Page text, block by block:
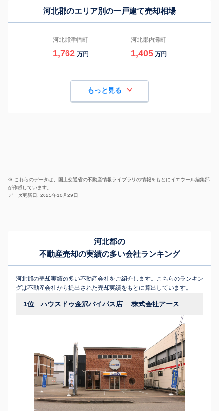
河北郡のエリア別の一戸建て売却相場
河北郡津幡町
1,762 万円
河北郡内灘町
1,405 万円
もっと見る
※ これらのデータは、国土交通省の不動産情報ライブラリの情報をもとにイエウール編集部
が作成しています。
データ更新日: 2025年10月29日
河北郡の
不動産売却の実績の多い会社ランキング
河北郡の売却実績の多い不動産会社をご紹介します。こちらのランキン
グは不動産会社から提出された売却実績をもとに算出しています。
1位 ハウスドゥ金沢バイパス店 株式会社アース